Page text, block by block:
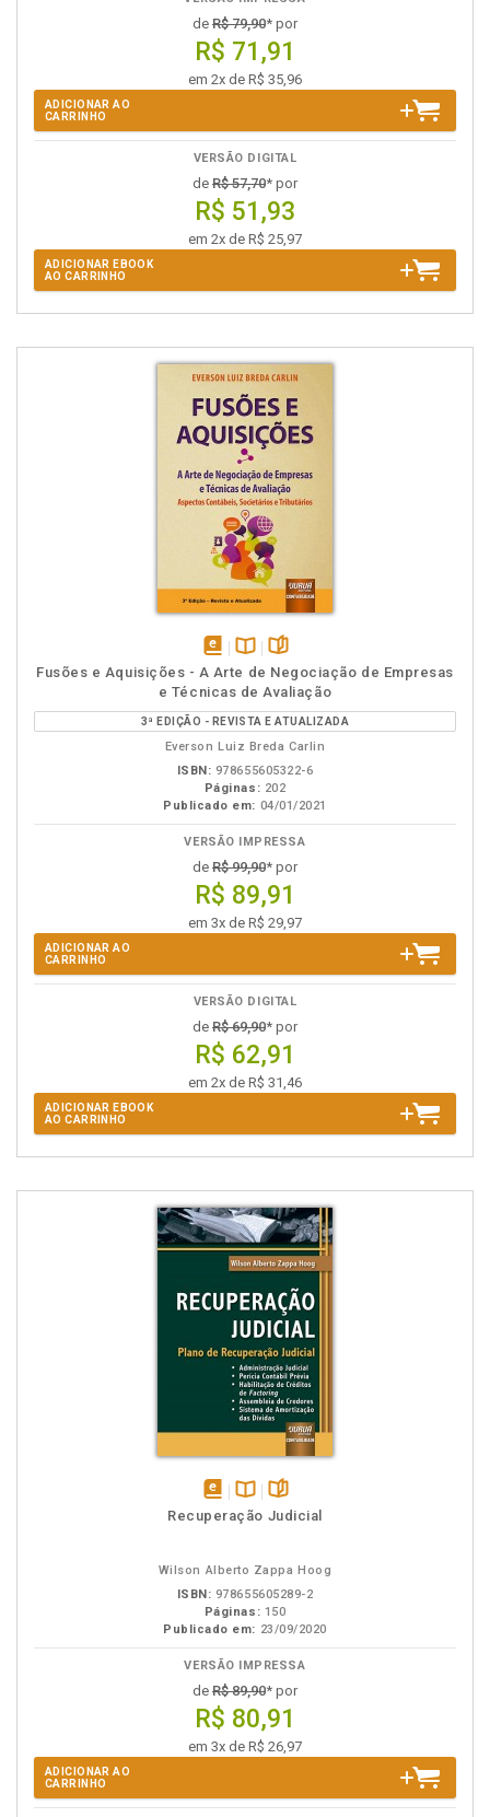
de R$ 79,90* por
R$ 71,91
em 2x de R$ 35,96
ADICIONAR AO
CARRINHO
VERSÃO DIGITAL
de R$ 57,70* por
R$ 51,93
em 2x de R$ 25,97
ADICIONAR EBOOK
AO CARRINHO
disponível
em
eBook
Disponível
na
B.V.
páginas
Fusões e Aquisições - A Arte de Negociação de Empresas
e Técnicas de Avaliação
3ª EDIÇÃO - REVISTA E ATUALIZADA
Everson Luiz Breda Carlin
ISBN: 978655605322-6
Páginas: 202
Publicado em: 04/01/2021
VERSÃO IMPRESSA
de R$ 99,90* por
R$ 89,91
em 3x de R$ 29,97
ADICIONAR AO
CARRINHO
VERSÃO DIGITAL
de R$ 69,90* por
R$ 62,91
em 2x de R$ 31,46
ADICIONAR EBOOK
AO CARRINHO
disponívelDisponível
páginas
Recuperação Judicial
Wilson Alberto Zappa Hoog
ISBN: 978655605289-2
Páginas: 150
Publicado em: 23/09/2020
VERSÃO IMPRESSA
de R$ 89,90* por
R$ 80,91
em 3x de R$ 26,97
ADICIONAR AO
CARRINHO